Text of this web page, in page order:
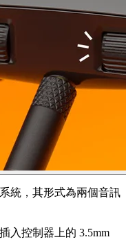
統，其形式為兩個音訊
入控制器上的 3.5mm